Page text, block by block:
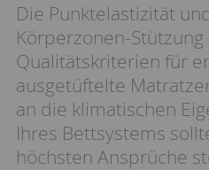
Die Punktelastizität
Körperzonen-
Qualitätskriterien für
ausgetüftelte
an die klimatischen
Ihres Bettsystems
höchsten Ansprüche